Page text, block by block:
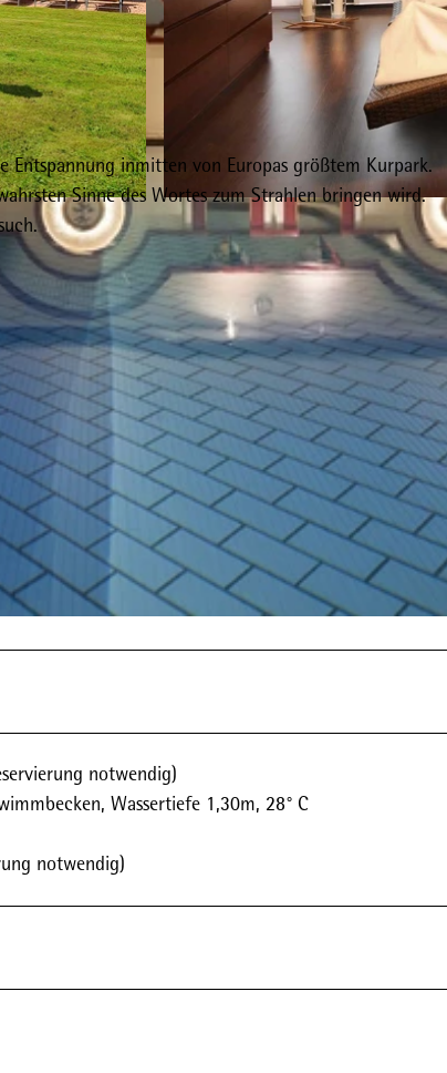
Entspannung inmitten von Europas größtem Kurpark.
Sinne des Wortes zum Strahlen bringen wird.
notwendig)
Wassertiefe 1,30m, 28° C
notwendig)